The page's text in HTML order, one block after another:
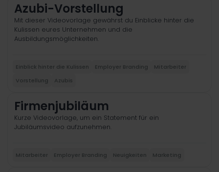
Azubi-Vorstellung
Mit dieser Videovorlage gewährst du Einblicke hinter die
Kulissen eures Unternehmen und die
Ausbildungsmöglichkeiten.
Einblick hinter die Kulissen Employer Branding
Mitarbeiter
Vorstellung
Azubis
Firmenjubiläum
Kurze Videovorlage, um ein Statement für ein
Jubiläumsvideo aufzunehmen.
Mitarbeiter Employer Branding Neuigkeiten Marketing